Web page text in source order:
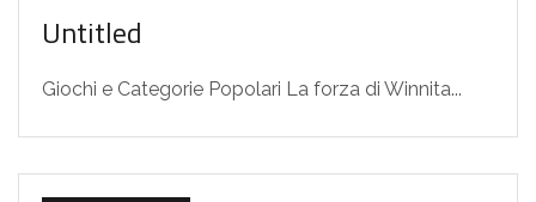
Untitled
Giochi e Categorie Popolari La forza di Winnita...